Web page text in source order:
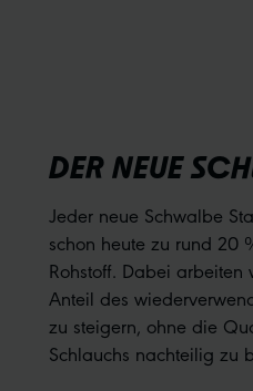
DER NEUE
Jeder neue Schwalbe
schon heute zu rund 20
Rohstoff. Dabei
Anteil des
zu steigern, ohne die
Schlauchs nachteilig zu